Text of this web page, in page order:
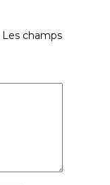
Les champs